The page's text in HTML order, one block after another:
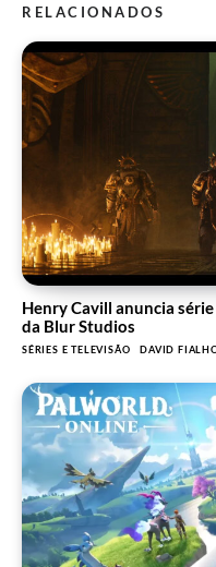
RELACIONADOS
Henry Cavill anuncia
da Blur Studios
SÉRIES E TELEVISÃO DAVID